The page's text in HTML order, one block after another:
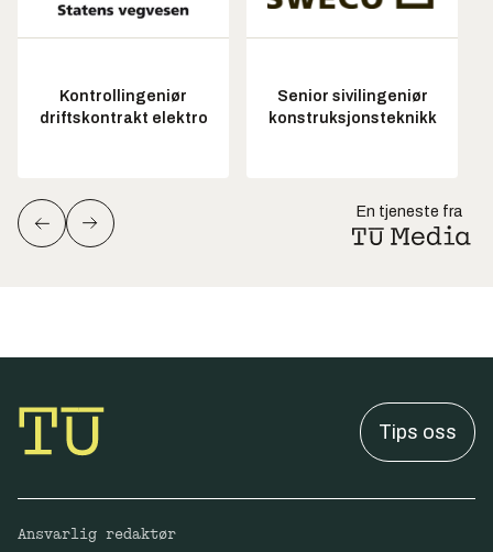
Kontrollingeniør
driftskontrakt elektro
Senior sivilingeniør
konstruksjonsteknikk
En tjeneste fra
Tips oss
Ansvarlig redaktør